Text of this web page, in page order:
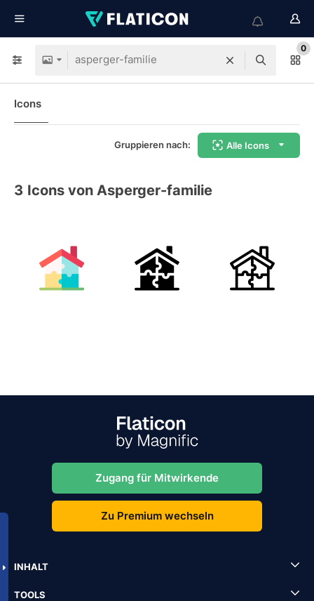
0
Icons
Gruppieren nach: Alle Icons
3 Icons von Asperger-familie
Zugang für Mitwirkende
Zu Premium wechseln
INHALT
TOOLS